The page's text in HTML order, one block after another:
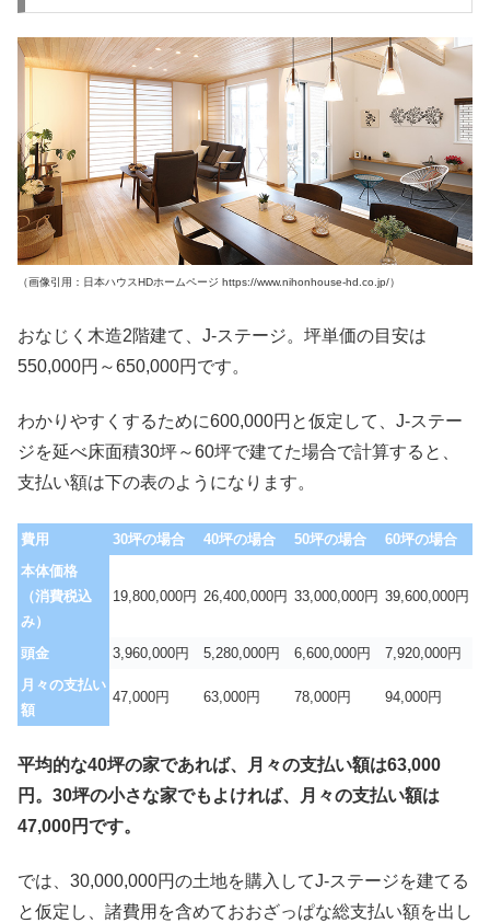
（画像引用：日本ハウスHDホームページ https://www.nihonhouse-hd.co.jp/）
おなじく木造2階建て、J-ステージ。坪単価の目安は
550,000円～650,000円です。
わかりやすくするために600,000円と仮定して、J-ステー
ジを延べ床面積30坪～60坪で建てた場合で計算すると、
支払い額は下の表のようになります。
費用 30坪の場合 40坪の場合 50坪の場合
60坪の場合
本体価格
（消費税込
み）
19,800,000円 26,400,000円 33,000,000円 39,600,000円
頭金 3,960,000円 5,280,000円 6,600,000円
7,920,000円
月々の支払い
額
47,000円 63,000円 78,000円 94,000円
平均的な40坪の家であれば、月々の支払い額は63,000
円。30坪の小さな家でもよければ、月々の支払い額は
47,000円です。
では、30,000,000円の土地を購入してJ-ステージを建てる
と仮定し、諸費用を含めておおざっぱな総支払い額を出し